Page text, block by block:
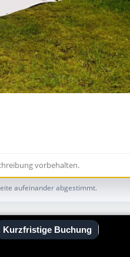
vorbehalten.
aufeinander abgestimmt.
Kurzfristige Buchung